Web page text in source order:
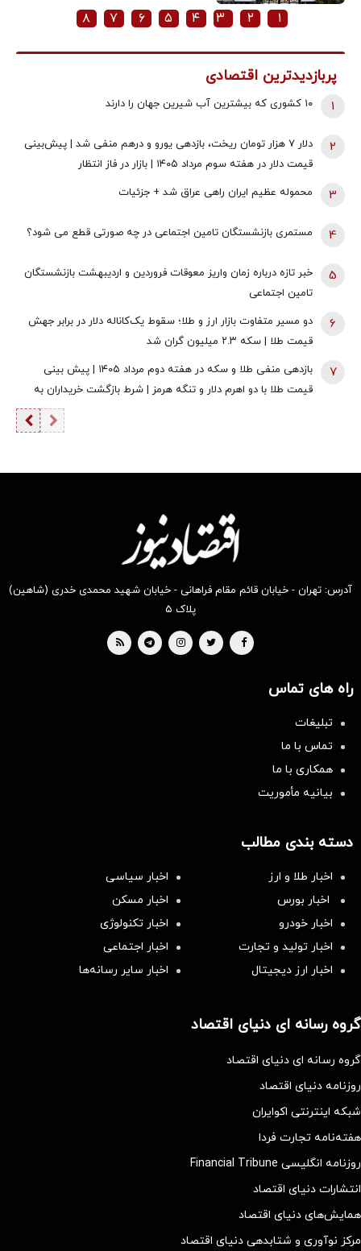
۱ ۲ ۳ ۴ ۵ ۶ ۷ ۸
پربازدیدترین اقتصادی
۱۰ کشوری که بیشترین آب شیرین جهان را دارند 1
دلار ۷ هزار تومان ریخت، بازدهی یورو و درهم منفی شد | پیش‌بینی
قیمت دلار در هفته سوم مرداد ۱۴۰۵ | بازار در فاز انتظار
2
محموله عظیم ایران راهی عراق شد + جزئیات 3
مستمری بازنشستگان تامین اجتماعی در چه صورتی قطع می شود؟ 4
خبر تازه درباره زمان واریز معوقات فروردین و اردیبهشت بازنشستگان
تامین اجتماعی
5
دو مسیر متفاوت بازار ارز و طلا؛ سقوط یک‌کاناله دلار در برابر جهش
قیمت طلا | سکه ۲.۳ میلیون گران شد
6
بازدهی منفی طلا و سکه در هفته دوم مرداد ۱۴۰۵ | پیش بینی
قیمت طلا با دو اهرم دلار و تنگه هرمز | شرط بازگشت خریداران به
7
آدرس: تهران - خیابان قائم مقام فراهانی - خیابان شهید محمدی خدری (شاهین)
پلاک ۵
راه های تماس
تبلیغات
تماس با ما
همکاری با ما
بیانیه مأموریت
دسته بندی مطالب
اخبار طلا و ارز
اخبار سیاسی
اخبار بورس
اخبار مسکن
اخبار خودرو
اخبار تکنولوژی
اخبار تولید و تجارت
اخبار اجتماعی
اخبار ارز دیجیتال
اخبار سایر رسانه‌‌ها
گروه رسانه ای دنیای اقتصاد
گروه رسانه ای دنیای اقتصاد
روزنامه دنیای اقتصاد
شبکه اینترنتی اکوایران
هفته‌نامه تجارت فردا
روزنامه انگلیسی Financial Tribune
انتشارات دنیای اقتصاد
همایش‌های دنیای اقتصاد
مرکز نوآوری و شتابدهی دنیای اقتصاد